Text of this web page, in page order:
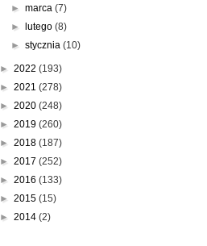
►marca(7)
►
lutego(8)
►stycznia(10)
► 2022 (193)
► 2021 (278)
► 2020 (248)
► 2019 (260)
► 2018 (187)
► 2017 (252)
► 2016 (133)
► 2015 (15)
► 2014 (2)